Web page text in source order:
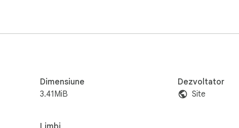
Dimensiune
3.41MiB
Dezvoltator
Site